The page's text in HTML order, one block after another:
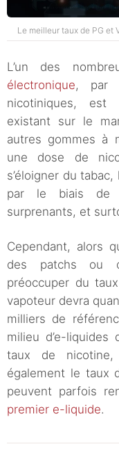
Le meilleur taux de PG et
L’un des
électronique, par
nicotiniques, est
existant sur le
autres gommes à
une dose de
s’éloigner du
par le biais de
surprenants, et
Cependant, alors
des patchs ou
préoccuper du
vapoteur devra
milliers de
milieu d’e-
taux de
également le taux
peuvent parfois
premier e-liquide.